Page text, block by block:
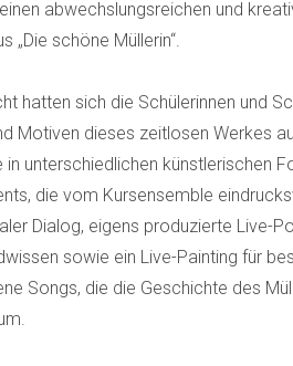
abwechslungsreichen und
„Die schöne Müllerin“.
hatten sich die Schülerinnen und
Motiven dieses zeitlosen Werkes
in unterschiedlichen künstlerischen
die vom Kursensemble
Dialog, eigens produzierte Live-
sowie ein Live-Painting für
Songs, die die Geschichte des